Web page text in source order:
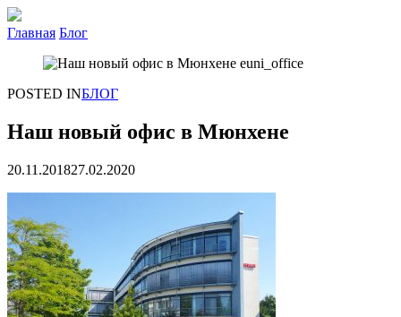
Главная Блог
POSTED INБЛОГ
Наш новый офис в Мюнхене
20.11.201827.02.2020